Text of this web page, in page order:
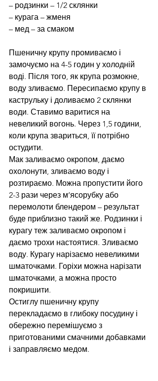
– родзинки – 1/2 склянки
– курага – жменя
– мед – за смаком
Пшеничну крупу промиваємо і
замочуємо на 4-5 годин у холодній
воді. Після того, як крупа розмокне,
воду зливаємо. Пересипаємо крупу в
каструльку і доливаємо 2 склянки
води. Ставимо варитися на
невеликий вогонь. Через 1,5 години,
коли крупа звариться, її потрібно
остудити.
Мак заливаємо окропом, даємо
охолонути, зливаємо воду і
розтираємо. Можна пропустити його
2-3 рази через м’ясорубку або
перемолоти блендером – результат
буде приблизно такий же. Родзинки і
курагу теж заливаємо окропом і
даємо трохи настоятися. Зливаємо
воду. Курагу нарізаємо невеликими
шматочками. Горіхи можна нарізати
шматочками, а можна просто
покришити.
Остиглу пшеничну крупу
перекладаємо в глибоку посудину і
обережно перемішуємо з
приготованими смачними добавками
і заправляємо медом.